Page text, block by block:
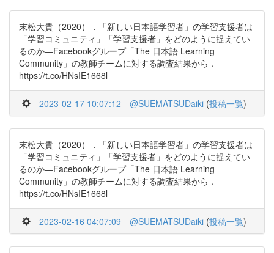
末松大貴（2020）．「新しい日本語学習者」の学習支援者は
「学習コミュニティ」「学習支援者」をどのように捉えてい
るのか―Facebookグループ「The 日本語 Learning
Community」の教師チームに対する調査結果から．
https://t.co/HNsIE1668l
2023-02-17 10:07:12 @SUEMATSUDaiki (投稿一覧)
末松大貴（2020）．「新しい日本語学習者」の学習支援者は
「学習コミュニティ」「学習支援者」をどのように捉えてい
るのか―Facebookグループ「The 日本語 Learning
Community」の教師チームに対する調査結果から．
https://t.co/HNsIE1668l
2023-02-16 04:07:09 @SUEMATSUDaiki (投稿一覧)